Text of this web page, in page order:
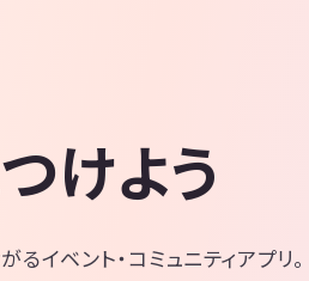
けよう
イベント・コミュニティアプリ。